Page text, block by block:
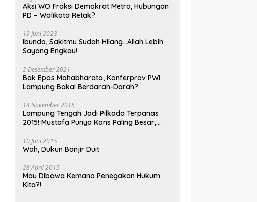
Aksi WO Fraksi Demokrat Metro, Hubungan
PD – Walikota Retak?
19 Juni 2023
Ibunda, Sakitmu Sudah Hilang…Allah Lebih
Sayang Engkau!
2 Desember 2021
Bak Epos Mahabharata, Konferprov PWI
Lampung Bakal Berdarah-Darah?
14 November 2015
Lampung Tengah Jadi Pilkada Terpanas
2015! Mustafa Punya Kans Paling Besar,
10 Juni 2015
Wah, Dukun Banjir Duit
28 April 2015
Mau Dibawa Kemana Penegakan Hukum
Kita?!